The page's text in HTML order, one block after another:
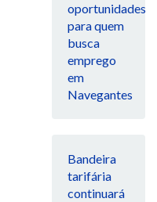
oportunidades
para quem
busca
emprego
em
Navegantes
Bandeira
tarifária
continuará